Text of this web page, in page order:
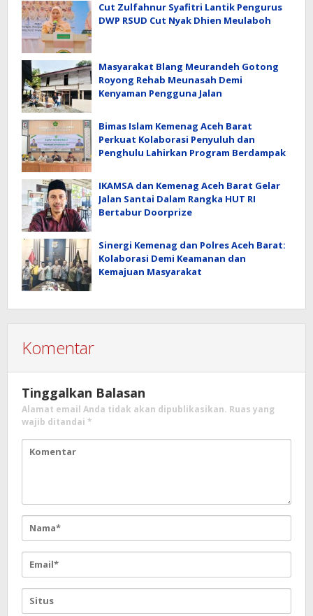
Cut Zulfahnur Syafitri Lantik Pengurus
DWP RSUD Cut Nyak Dhien Meulaboh
Masyarakat Blang Meurandeh Gotong
Royong Rehab Meunasah Demi
Kenyaman Pengguna Jalan
Bimas Islam Kemenag Aceh Barat
Perkuat Kolaborasi Penyuluh dan
Penghulu Lahirkan Program Berdampak
IKAMSA dan Kemenag Aceh Barat Gelar
Jalan Santai Dalam Rangka HUT RI
Bertabur Doorprize
Sinergi Kemenag dan Polres Aceh Barat:
Kolaborasi Demi Keamanan dan
Kemajuan Masyarakat
Komentar
Tinggalkan Balasan
Alamat email Anda tidak akan dipublikasikan. Ruas yang
wajib ditandai *